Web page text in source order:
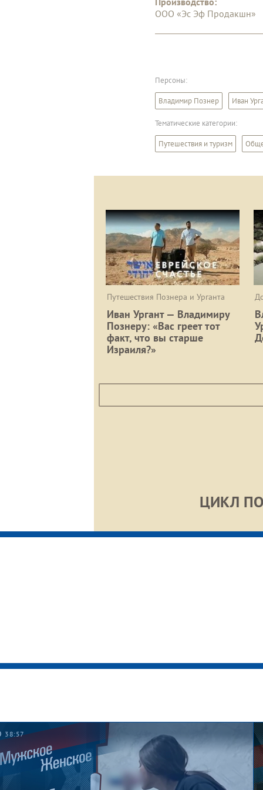
ООО «Эс Эф Продакшн»
Персоны:
Владимир Познер Иван
Тематические категории:
Путешествия и туризм
Путешествия Познера и Урганта
Иван Ургант — Владимиру
Познеру: «Вас греет тот
факт, что вы старше
Израиля?»
ЦИКЛ
38:57